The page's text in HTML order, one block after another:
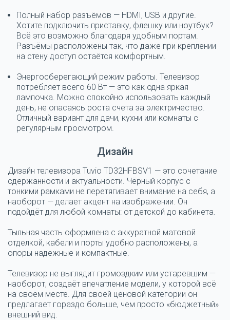
Полный набор разъёмов — HDMI, USB и другие.
Хотите подключить приставку, флешку или ноутбук?
Всё это возможно благодаря удобным портам.
Разъёмы расположены так, что даже при креплении
на стену доступ остаётся комфортным.
Энергосберегающий режим работы. Телевизор
потребляет всего 60 Вт — это как одна яркая
лампочка. Можно спокойно использовать каждый
день, не опасаясь роста счета за электричество.
Отличный вариант для дачи, кухни или комнаты с
регулярным просмотром.
Дизайн
Дизайн телевизора Tuvio TD32HFBSV1 — это сочетание
сдержанности и актуальности. Чёрный корпус с
тонкими рамками не перетягивает внимание на себя, а
наоборот — делает акцент на изображении. Он
подойдёт для любой комнаты: от детской до кабинета.
Тыльная часть оформлена с аккуратной матовой
отделкой, кабели и порты удобно расположены, а
опоры надежные и компактные.
Телевизор не выглядит громоздким или устаревшим —
наоборот, создаёт впечатление модели, у которой всё
на своём месте. Для своей ценовой категории он
предлагает гораздо больше, чем просто «бюджетный»
внешний вид.